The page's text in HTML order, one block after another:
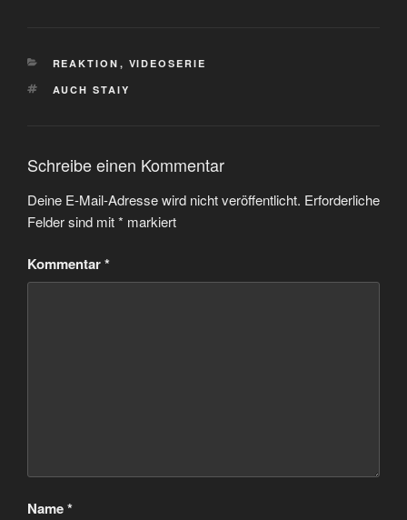
KATEGORIEN
REAKTION , VIDEOSERIE
SCHLAGWÖRTER
AUCH STAIY
Schreibe einen Kommentar
Deine E-Mail-Adresse wird nicht veröffentlicht. Erforderliche
Felder sind mit* markiert
Kommentar*
Name*